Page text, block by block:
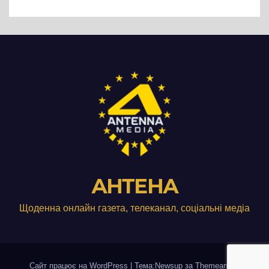
АНТЕНА
Щоденна онлайн газета, телеканал, соціальні медіа
Сайт працює на WordPress Тема:Newsup за Themeansar